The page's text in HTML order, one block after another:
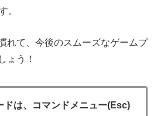
。
れて、今後のスムーズなゲームプ
ょう！
ドは、コマンドメニュー(Esc)